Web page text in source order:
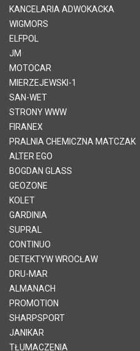
KANCELARIA ADWOKACKA
WIGMORS
ELFPOL
JM
MOTOCAR
MIERZEJEWSKI-1
SAN-WET
STRONY WWW
FIRANEX
PRALNIA CHEMICZNA MATCZAK
ALTER EGO
BOGDAN GLASS
GEOZONE
KOLET
GARDINIA
SUPRAL
CONTINUO
DETEKTYW WROCŁAW
DRU-MAR
ALMANACH
PROMOTION
SHARPSPORT
JANIKAR
TŁUMACZENIA